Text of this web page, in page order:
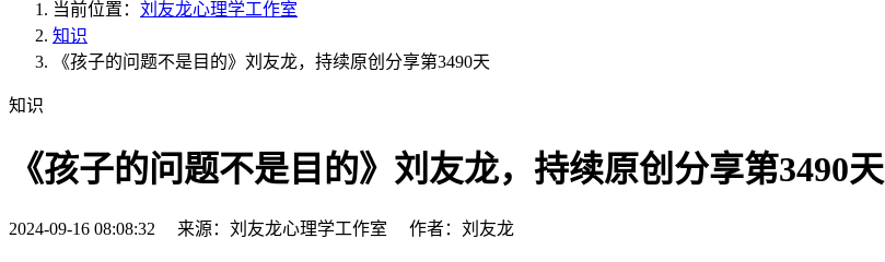
当前位置： 刘友龙心理学工作室
知识
《孩子的问题不是目的》刘友龙，持续原创分享第3490天
知识
《孩子的问题不是目的》刘友龙，持续原创分享第3490天
2024-09-16 08:08:32 来源：刘友龙心理学工作室 作者：刘友龙